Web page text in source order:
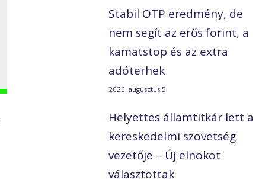
Stabil OTP eredmény, de
nem segít az erős forint, a
kamatstop és az extra
adóterhek
2026. augusztus 5.
Helyettes államtitkár lett a
kereskedelmi szövetség
vezetője – Új elnököt
választottak